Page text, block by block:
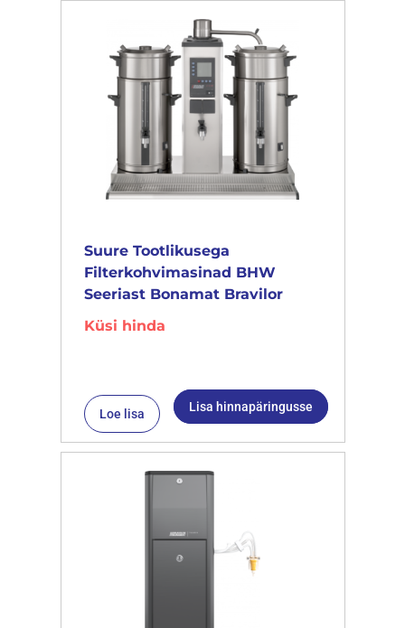
Suure Tootlikusega
Filterkohvimasinad BHW
Seeriast Bonamat Bravilor
Küsi hinda
Loe lisa Lisa hinnapäringusse